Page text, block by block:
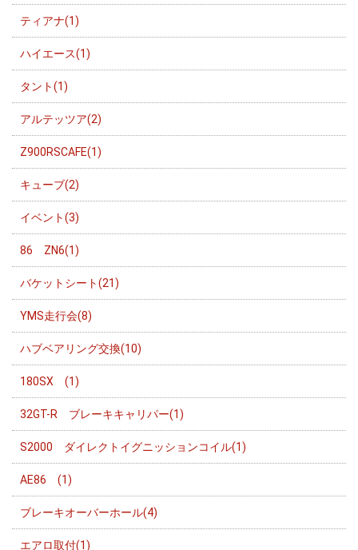
ティアナ(1)
ハイエース(1)
タント(1)
アルテッツア(2)
Z900RSCAFE(1)
キューブ(2)
イベント(3)
86 ZN6(1)
バケットシート(21)
YMS走行会(8)
ハブベアリング交換(10)
180SX (1)
32GT-R ブレーキキャリパー(1)
S2000 ダイレクトイグニッションコイル(1)
AE86 (1)
ブレーキオーバーホール(4)
エアロ取付(1)